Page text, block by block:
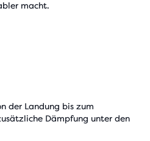
macht.
der Landung bis zum
Dämpfung unter den